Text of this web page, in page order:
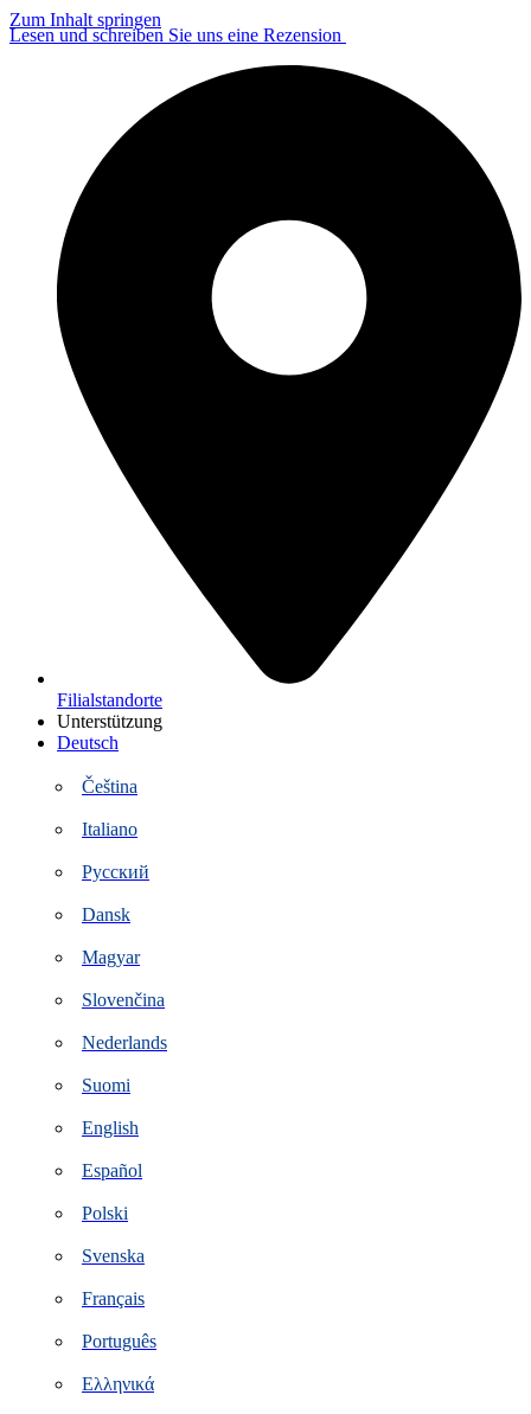
Zum Inhalt springen
Lesen und schreiben Sie uns eine Rezension
Filialstandorte
Unterstützung
Deutsch
Čeština
Italiano
Русский
Dansk
Magyar
Slovenčina
Nederlands
Suomi
English
Español
Polski
Svenska
Français
Português
Ελληνικά